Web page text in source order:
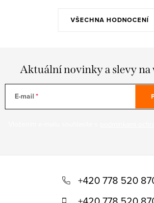
VŠECHNA HODNOCENÍ
Aktuální novinky a slevy na
E-mail
+420 778 520